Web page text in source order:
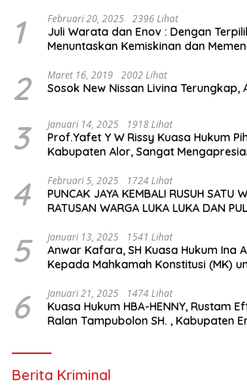
1 Februari 20, 2025 2396 Lihat
Juli Warata dan Enov : Dengan Terpilihnya PK-UJ Bisa
Menuntaskan Kemiskinan dan Memenangkan Orang-
2 Maret 16, 2019 2002 Lihat
Sosok New Nissan Livina Terungkap,
3 Januari 14, 2025 1918 Lihat
Prof.Yafet Y W Rissy Kuasa Hukum
Kabupaten Alor, Sangat
dan Bapak Rey Mencabut
4 Februari 5, 2025 1724 Lihat
PUNCAK JAYA KEMBALI RUSUH SATU
RATUSAN WARGA LUKA LUKA DAN
5 Januari 13, 2025 1541 Lihat
Anwar Kafara, SH Kuasa Hukum Ina
Kepada Mahkamah Konstitusi (MK)
6 Januari 21, 2025 1474 Lihat
Kuasa Hukum HBA-HENNY, Rustam
Ralan Tampubolon SH. , Kabupaten
Berita Kriminal